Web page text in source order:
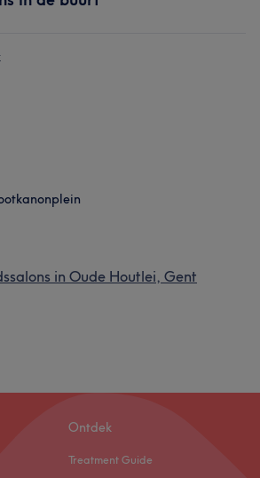
in Oude Houtlei, Gent
Ontdek
Treatment Guide